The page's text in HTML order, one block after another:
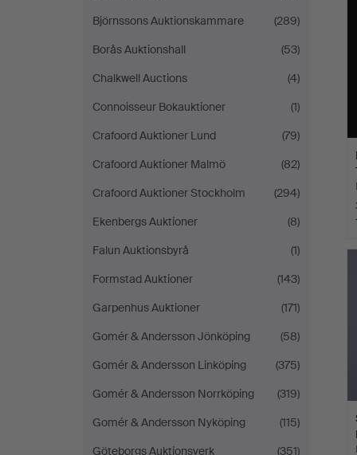
Björnssons Auktionskammare
(289)
Borås Auktionshall
(53)
Chalkwell Auctions
(4)
Connoisseur Bokauktioner
(1)
Crafoord Auktioner Lund
(79)
Crafoord Auktioner Malmö
(82)
Crafoord Auktioner Stockholm
(294)
Ekenbergs Auktioner
(8)
Falun Auktionsbyrå
(1)
Formstad Auktioner
(143)
Garpenhus Auktioner
(171)
Gomér & Andersson Jönköping
(58)
Gomér & Andersson Linköping
(375)
Gomér & Andersson Norrköping
(319)
Gomér & Andersson Nyköping
(115)
Göteborgs Auktionsverk
(351)